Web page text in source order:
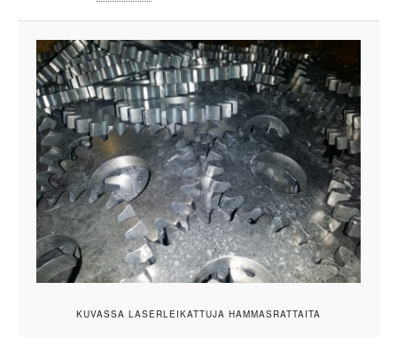
KUVASSA LASERLEIKATTUJA HAMMASRATTAITA